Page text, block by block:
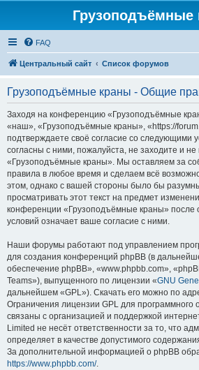
Грузоподъёмные
FAQ
Центральный сайт Список форумов
Грузоподъёмные краны - Общие
Заходя на конференцию «Грузоподъёмные
«наш», «Грузоподъёмные краны», «https://
подтверждаете своё согласие со следующими
согласны с ними, пожалуйста, не заходите и
«Грузоподъёмные краны». Мы оставляем за
правила в любое время и сделаем всё
этом, однако с вашей стороны было бы
просматривать этот текст на предмет
конференции «Грузоподъёмные краны» после
условий означает ваше согласие с ними.
Наши форумы работают под управлением
для создания конференций phpBB (в
обеспечение phpBB», «www.phpbb.com»,
Teams»), выпущенного по лицензии «GNU
дальнейшем «GPL»). Скачать его можно по
Ограничения лицензии GPL для программного
связаны с организацией и поддержкой
Limited не несёт ответственности за то, что
определяет в качестве допустимого
За дополнительной информацией о phpBB
https://www.phpbb.com/.